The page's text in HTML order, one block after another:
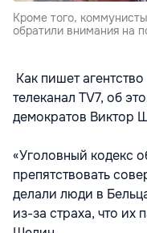
Кроме того,
обратили внимания на
Как пишет
телеканал TV7, об
демократов Виктор
«Уголовный кодекс
препятствовать
делали люди в
из-за страха, что их